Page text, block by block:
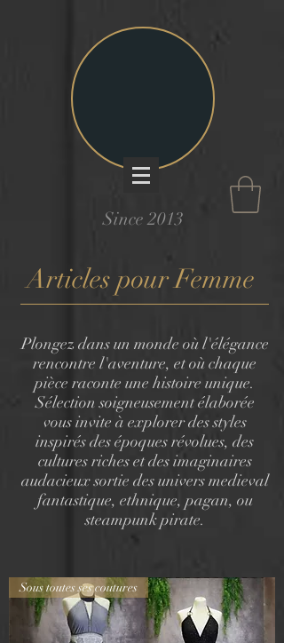
Since 2013
Articles pour Femme
Plongez dans un monde où l'élégance
rencontre l'aventure, et où chaque
pièce raconte une histoire unique.
Sélection soigneusement élaborée
vous invite à explorer des styles
inspirés des époques révolues, des
cultures riches et des imaginaires
audacieux sortie des univers medieval
fantastique, ethnique, pagan, ou
steampunk pirate.
Sous toutes ses coutures